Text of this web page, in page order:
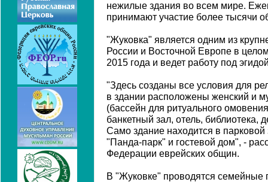
нежилые здания во всем мире.
принимают участие более тысячи
"Жуковка" является одним из
России и Восточной Европе в
2015 года и ведет работу под
"Здесь созданы все условия для
в здании расположены женский и
(бассейн для ритуального
банкетный зал, отель, библиотека,
Само здание находится в
"Панда-парк" и гостевой дом", -
Федерации еврейских общин.
В "Жуковке" проводятся семейные